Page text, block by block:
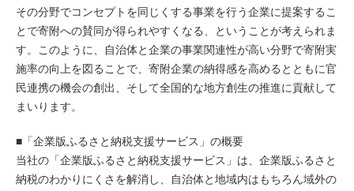
その分野でコンセプトを同じくする事業を行う企業に提案するこ
とで寄附への賛同が得られやすくなる、ということが考えられま
す。このように、自治体と企業の事業関連性が高い分野で寄附実
施率の向上を図ることで、寄附企業の納得感を高めるとともに官
民連携の機会の創出、そして全国的な地方創生の推進に貢献して
まいります。
■「企業版ふるさと納税支援サービス」の概要
当社の「企業版ふるさと納税支援サービス」は、企業版ふるさと
納税のわかりにくさを解消し、自治体と地域内はもちろん域外の